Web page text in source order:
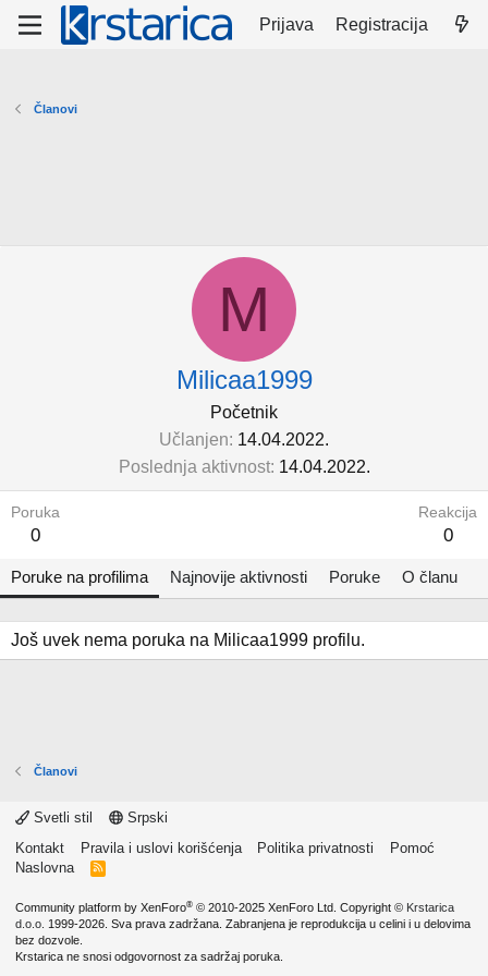
Prijava Registracija
Članovi
M
Milicaa1999
Početnik
Učlanjen 14.04.2022.
Poslednja aktivnost 14.04.2022.
Poruka
0
Reakcija
0
Poruke na profilima Najnovije aktivnosti Poruke O članu
Još uvek nema poruka na Milicaa1999 profilu.
Članovi
Svetli stil
Srpski
Kontakt
Pravila i uslovi korišćenja Politika privatnosti
Pomoć
Naslovna
R
Community platform by XenForo® © 2010-2025 XenForo Ltd. Copyright © Krstarica
d.o.o. 1999-2026. Sva prava zadržana. Zabranjena je reprodukcija u celini i u delovima
bez dozvole.
Krstarica ne snosi odgovornost za sadržaj poruka.